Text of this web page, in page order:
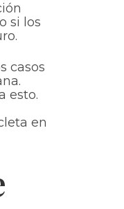
si los
casos
esto.
en